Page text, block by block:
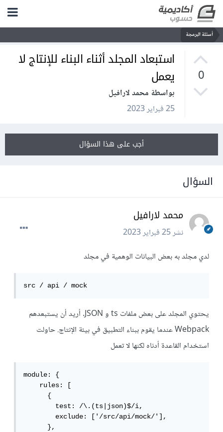
أسئلة البرمجة
0
استبعاد المجلد أثناء البناء للإنتاج لا
يعمل
بواسطة محمد لارافيل
25 فبراير 2023
أجب على هذا السؤال
السؤال
محمد لارافيل
نشر25 فبراير 2023
لدي مجلد به بعض البيانات الوهمية في مجلد
src / api / mock
يحتوي المجلد على بعض ملفات ts و JSON. أريد أن يستبعدهم
Webpack عندما يقوم ببناء التطبيق في بيئة الإنتاج. حاولت
استخدام القاعدة أدناه لكنها لا تعمل
module: {
    rules: [
      {
        test: /\.(ts|json)$/i,
        exclude: ['/src/api/mock/'],
      },